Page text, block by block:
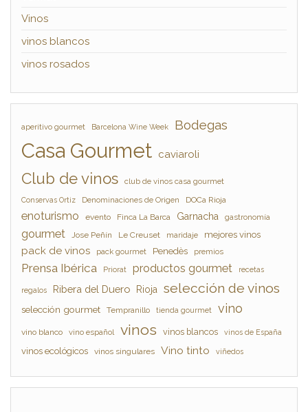
Vinos
vinos blancos
vinos rosados
aperitivo gourmet Barcelona Wine Week Bodegas
Casa Gourmet caviaroli
Club de vinos club de vinos casa gourmet
Conservas Ortiz Denominaciones de Origen DOCa Rioja
enoturismo evento Finca La Barca Garnacha gastronomía
gourmet Jose Peñín Le Creuset maridaje mejores vinos
pack de vinos pack gourmet Penedès premios
Prensa Ibérica Priorat productos gourmet recetas
regalos Ribera del Duero Rioja selección de vinos
selección gourmet Tempranillo tienda gourmet vino
vino blanco vino español vinos vinos blancos vinos de España
vinos ecológicos vinos singulares Vino tinto viñedos